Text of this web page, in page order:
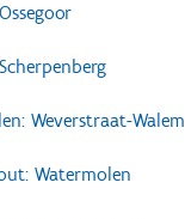
Weverstraat-Walem
Watermolen